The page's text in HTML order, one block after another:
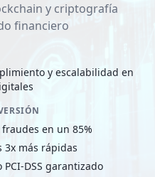
y criptografía
financiero
y escalabilidad en
en un 85%
3x más rápidas
DSS garantizado